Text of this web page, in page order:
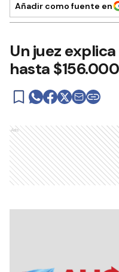
Añadir como fuente en
Un juez
hasta
Ads